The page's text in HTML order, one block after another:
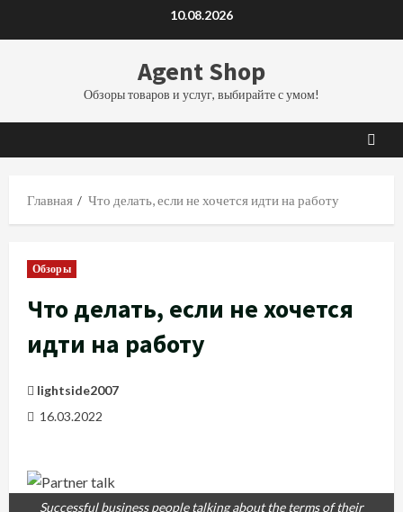
10.08.2026
Agent Shop
Обзоры товаров и услуг, выбирайте с умом!
Главная Что делать, если не хочется идти на работу
Обзоры
Что делать, если не хочется
идти на работу
lightside2007
16.03.2022
Successful business people talking about the terms of their